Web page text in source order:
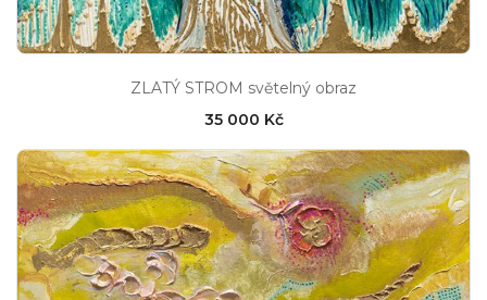
ZLATÝ STROM světelný obraz
35 000 Kč